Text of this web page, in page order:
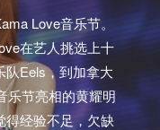
Love音乐节。
在艺人挑选上十
队Eels，到加拿大
乐节亮相的黄耀明
得经验不足，欠缺